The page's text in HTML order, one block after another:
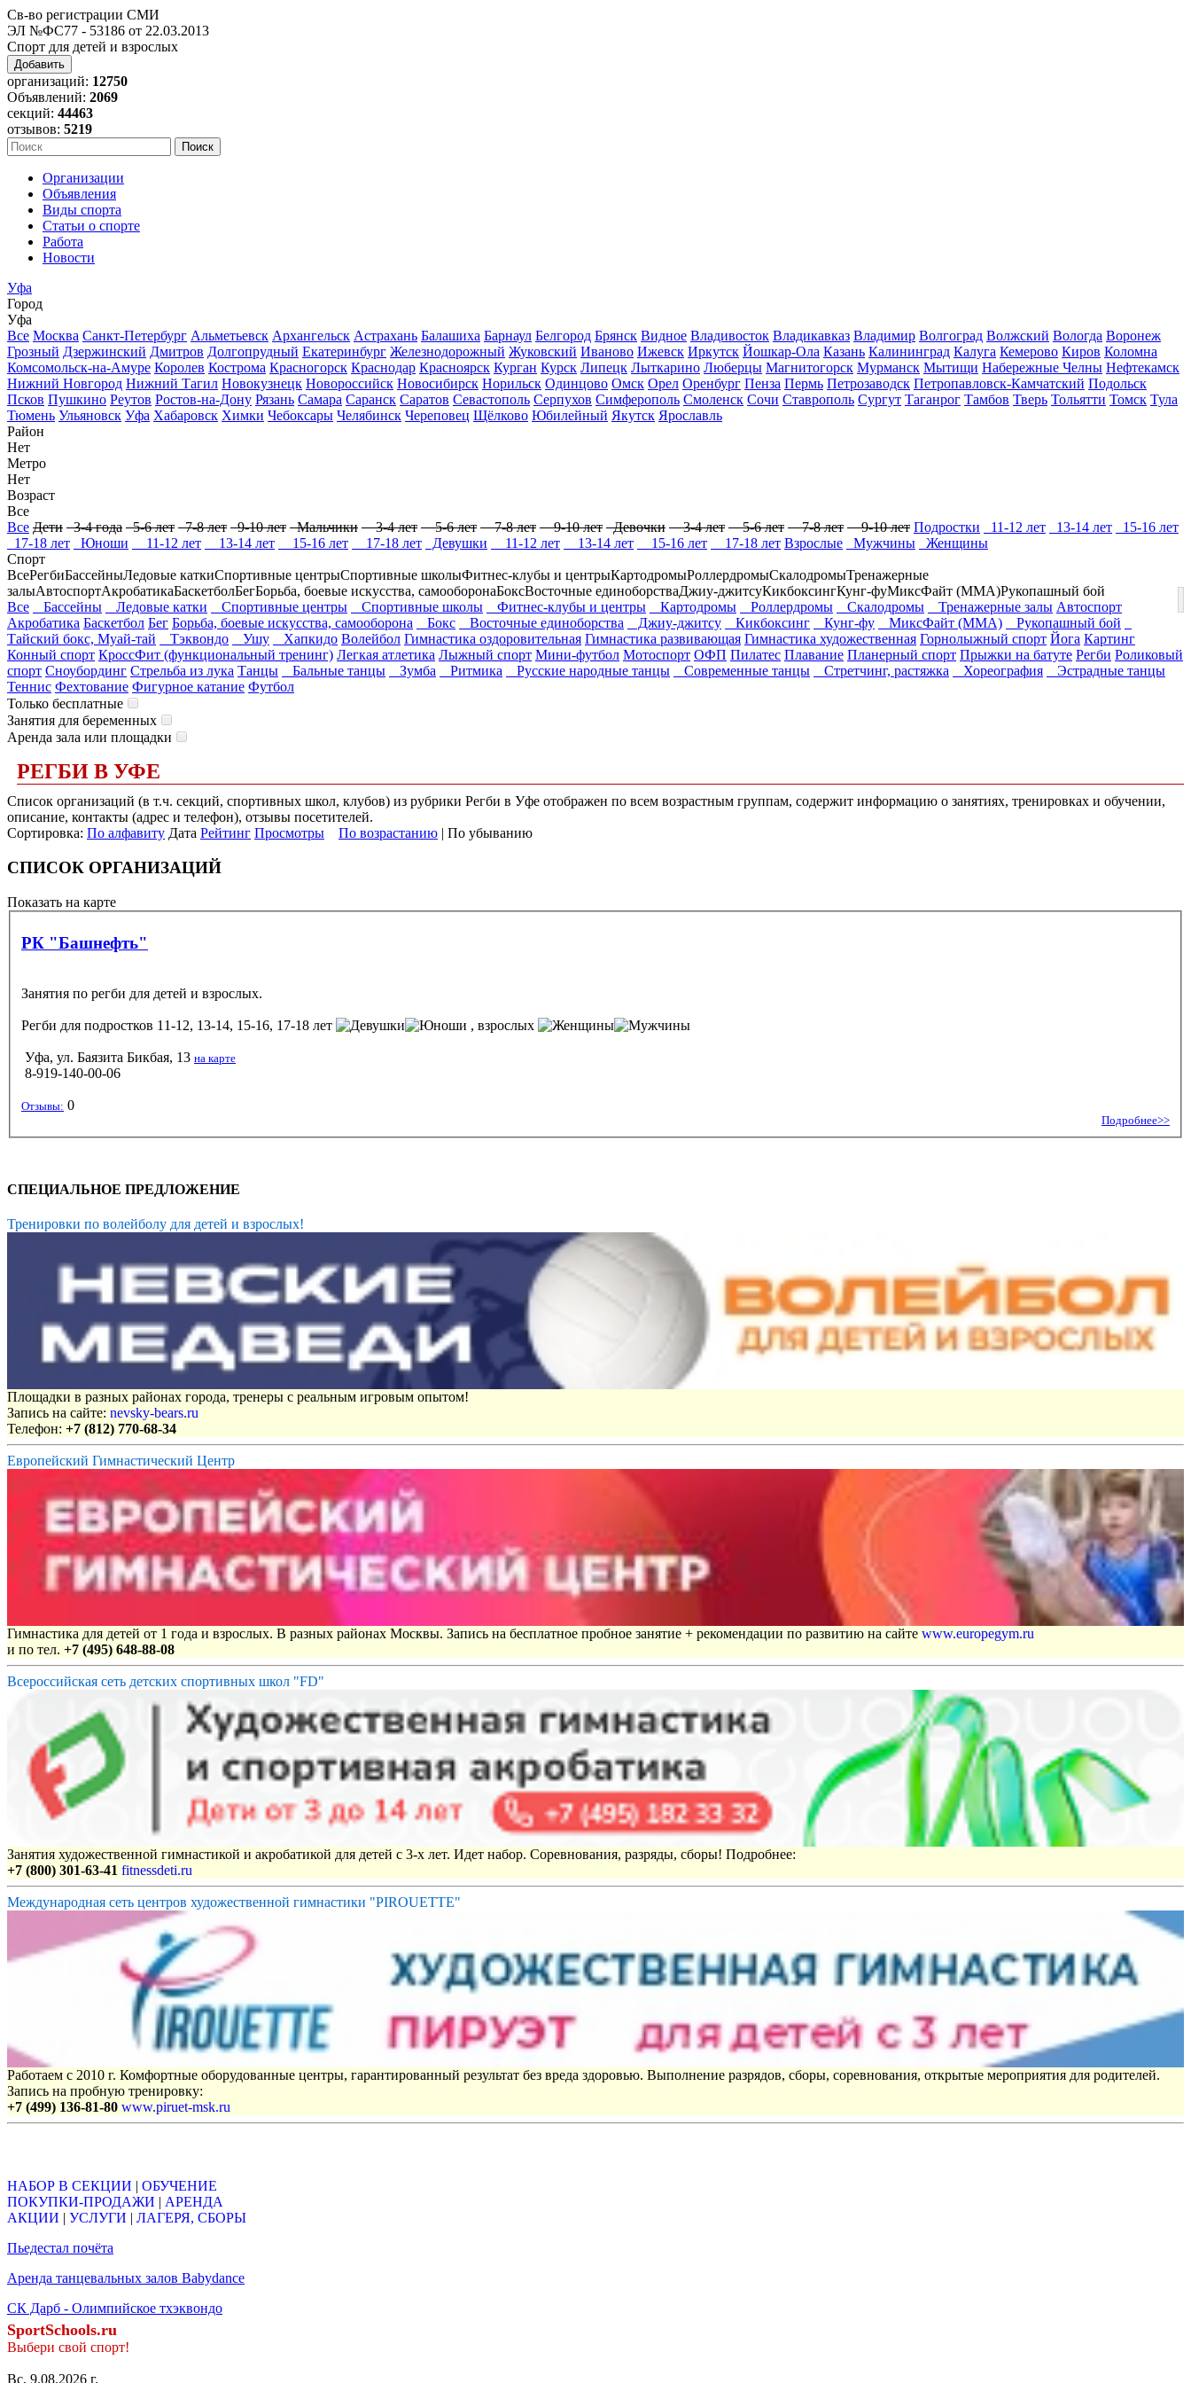
Св-во регистрации СМИ
ЭЛ №ФС77 - 53186 от 22.03.2013
Спорт для детей и взрослых
Добавить
организаций: 12750
Объявлений: 2069
секций: 44463
отзывов: 5219
Организации
Объявления
Виды спорта
Статьи о спорте
Работа
Новости
Уфа
Город
Уфа
Все Москва Санкт-Петербург Альметьевск Архангельск Астрахань Балашиха Барнаул Белгород Брянск Видное Владивосток Владикавказ Владимир Волгоград Волжский Вологда Воронеж
Грозный Дзержинский Дмитров Долгопрудный Екатеринбург Железнодорожный Жуковский Иваново Ижевск Иркутск Йошкар-Ола Казань Калининград Калуга Кемерово Киров Коломна
Комсомольск-на-Амуре Королев Кострома Красногорск Краснодар Красноярск Курган Курск Липецк Лыткарино Люберцы Магнитогорск Мурманск Мытищи Набережные Челны Нефтекамск
Нижний Новгород Нижний Тагил Новокузнецк Новороссийск Новосибирск Норильск Одинцово Омск Орел Оренбург Пенза Пермь Петрозаводск Петропавловск-Камчатский Подольск
Псков Пушкино Реутов Ростов-на-Дону Рязань Самара Саранск Саратов Севастополь Серпухов Симферополь Смоленск Сочи Ставрополь Сургут Таганрог Тамбов Тверь Тольятти Томск Тула
Тюмень Ульяновск Уфа Хабаровск Химки Чебоксары Челябинск Череповец Щёлково Юбилейный Якутск Ярославль
Район
Нет
Метро
Нет
Возраст
Все
Все Дети 3-4 года 5-6 лет 7-8 лет 9-10 лет Мальчики 3-4 лет 5-6 лет 7-8 лет 9-10 лет Девочки 3-4 лет 5-6 лет 7-8 лет 9-10 лет Подростки 11-12 лет 13-14 лет
15-16 лет
17-18 лет
Юноши 11-12 лет 13-14 лет 15-16 лет 17-18 лет Девушки 11-12 лет 13-14 лет 15-16 лет 17-18 лет Взрослые Мужчины
Женщины
Спорт
ВсеРегбиБассейныЛедовые каткиСпортивные центрыСпортивные школыФитнес-клубы и центрыКартодромыРоллердромыСкалодромыТренажерные
залыАвтоспортАкробатикаБаскетболБегБорьба, боевые искусства, самооборонаБоксВосточные единоборстваДжиу-джитсуКикбоксингКунг-фуМиксФайт (ММА)Рукопашный бой
Все
Бассейны Ледовые катки Спортивные центры Спортивные школы Фитнес-клубы и центры Картодромы Роллердромы Скалодромы Тренажерные залы Автоспорт
Акробатика Баскетбол Бег Борьба, боевые искусства, самооборона Бокс Восточные единоборства Джиу-джитсу Кикбоксинг Кунг-фу МиксФайт (ММА)
Рукопашный бой
Тайский бокс, Муай-тай
Тэквондо Ушу Хапкидо Волейбол Гимнастика оздоровительная Гимнастика развивающая Гимнастика художественная Горнолыжный спорт Йога Картинг
Конный спорт КроссФит (функциональный тренинг) Легкая атлетика Лыжный спорт Мини-футбол Мотоспорт ОФП Пилатес Плавание Планерный спорт Прыжки на батуте Регби Роликовый
спорт Сноубординг Стрельба из лука Танцы Бальные танцы Зумба Ритмика Русские народные танцы Современные танцы Стретчинг, растяжка Хореография
Эстрадные танцы
Теннис Фехтование Фигурное катание Футбол
Только бесплатные
Занятия для беременных
Аренда зала или площадки
РЕГБИ В УФЕ
Список организаций (в т.ч. секций, спортивных школ, клубов) из рубрики Регби в Уфе отображен по всем возрастным группам, содержит информацию о занятиях, тренировках и обучении,
описание, контакты (адрес и телефон), отзывы посетителей.
Сортировка: По алфавиту Дата Рейтинг Просмотры По возрастанию | По убыванию
СПИСОК ОРГАНИЗАЦИЙ
Показать на карте
РК "Башнефть"
Занятия по регби для детей и взрослых.
Регби для подростков 11-12, 13-14, 15-16, 17-18 лет , взрослых
Уфа, ул. Баязита Бикбая, 13 на карте
8-919-140-00-06
Отзывы: 0
Подробнее>>
СПЕЦИАЛЬНОЕ ПРЕДЛОЖЕНИЕ
Тренировки по волейболу для детей и взрослых!
Площадки в разных районах города, тренеры с реальным игровым опытом!
Запись на сайте: nevsky-bears.ru
Телефон: +7 (812) 770-68-34
Европейский Гимнастический Центр
Гимнастика для детей от 1 года и взрослых. В разных районах Москвы. Запись на бесплатное пробное занятие + рекомендации по развитию на сайте www.europegym.ru
и по тел. +7 (495) 648-88-08
Всероссийская сеть детских спортивных школ "FD"
Занятия художественной гимнастикой и акробатикой для детей с 3-х лет. Идет набор. Соревнования, разряды, сборы! Подробнее:
+7 (800) 301-63-41 fitnessdeti.ru
Международная сеть центров художественной гимнастики "PIROUETTE"
Работаем с 2010 г. Комфортные оборудованные центры, гарантированный результат без вреда здоровью. Выполнение разрядов, сборы, соревнования, открытые мероприятия для родителей.
Запись на пробную тренировку:
+7 (499) 136-81-80 www.piruet-msk.ru
НАБОР В СЕКЦИИ | ОБУЧЕНИЕ
ПОКУПКИ-ПРОДАЖИ | АРЕНДА
АКЦИИ | УСЛУГИ | ЛАГЕРЯ, СБОРЫ
Пьeдeстал почётa
Аренда танцевальных залов Babydance
СК Дарб - Олимпийское тхэквондо
SportSchools.ru
Выбери свой спорт!
Вс, 9.08.2026 г.